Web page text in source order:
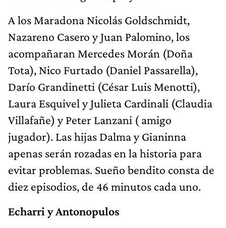
A los Maradona Nicolás Goldschmidt,
Nazareno Casero y Juan Palomino, los
acompañaran Mercedes Morán (Doña
Tota), Nico Furtado (Daniel Passarella),
Darío Grandinetti (César Luis Menotti),
Laura Esquivel y Julieta Cardinali (Claudia
Villafañe) y Peter Lanzani ( amigo
jugador). Las hijas Dalma y Gianinna
apenas serán rozadas en la historia para
evitar problemas. Sueño bendito consta de
diez episodios, de 46 minutos cada uno.
Echarri y Antonopulos